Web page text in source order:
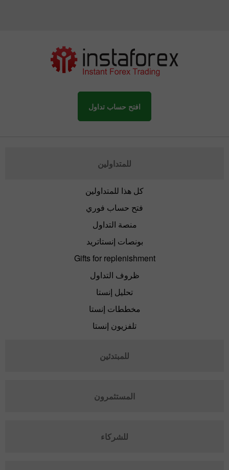
افتح حساب تداول
للمتداولين
كل هذا للمتداولين
فتح حساب فوري
منصة التداول
بونصات إنستاتريد
Gifts for replenishment
ظروف التداول
تحليل إنستا
مخططات إنستا
تلفزيون إنستا
للمبتدئين
المستثمرون
للشركاء